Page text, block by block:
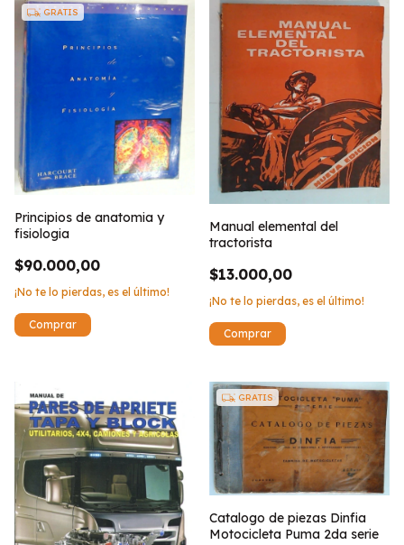
GRATIS
Principios de anatomia y
fisiologia
$90.000,00
¡No te lo pierdas, es el último!
Manual elemental del
tractorista
$13.000,00
¡No te lo pierdas, es el último!
GRATIS
Catalogo de piezas Dinfia
Motocicleta Puma 2da serie